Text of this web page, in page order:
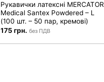
Рукавички латексні MERCATOR
Medical Santex Powdered – L
(100 шт. – 50 пар, кремові)
175 грн. без ПДВ